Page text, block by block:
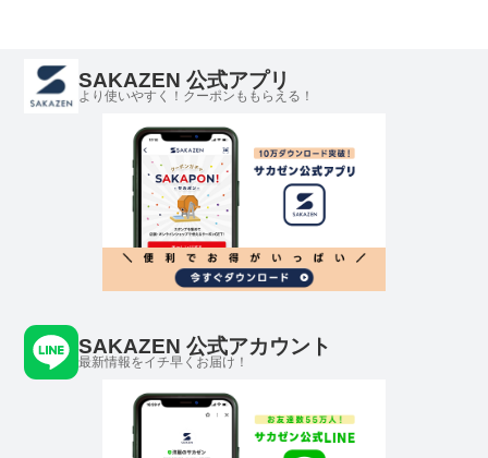
SAKAZEN 公式アプリ
より使いやすく！クーポンももらえる！
SAKAZEN 公式アカウント
最新情報をイチ早くお届け！